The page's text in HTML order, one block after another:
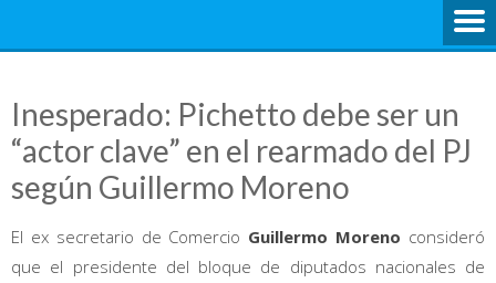
Inesperado: Pichetto debe ser un
“actor clave” en el rearmado del PJ
según Guillermo Moreno
El ex secretario de Comercio Guillermo Moreno consideró
que el presidente del bloque de diputados nacionales de